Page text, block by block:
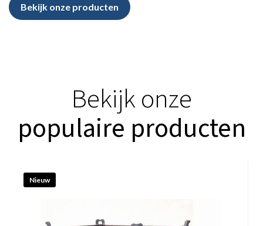
Bekijk onze producten
Bekijk onze
populaire producten
Nieuw